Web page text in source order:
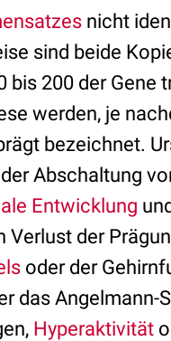
nicht
sind beide
bis 200 der
werden, je
bezeichnet.
Abschal­tung
Entwicklung
Verlust der
oder der
das Angelmann-
Hyperaktivität